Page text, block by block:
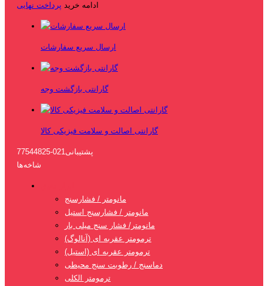
ادامه خرید پرداخت نهایی
ارسال سریع سفارشات
گارانتی بازگشت وجه
گارانتی اصالت و سلامت فیزیکی کالا
پشتیبانی021-77544825
شاخه‌ها
مانومتر / فشارسنج
مانومتر / فشارسنج استیل
مانومتر/ فشار سنج میلی بار
ترمومتر عقربه ای (آنالوگ)
ترمومتر عقربه ای (استیل)
دماسنج / رطوبت سنج محیطی
ترمومتر الکلی